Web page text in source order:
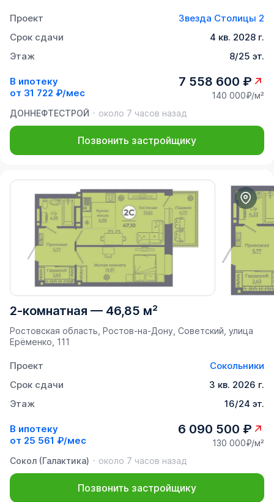
Проект
Звезда Столицы 2
Срок сдачи
4 кв. 2028 г.
Этаж
8/25 эт.
В ипотеку
от 31 722 ₽/мес
7 558 600 ₽
140 000₽/м²
ДОННЕФТЕСТРОЙ
около 7 часов назад
Позвонить застройщику
2-комнатная — 46,85 м²
Ростовская область, Ростов-на-Дону, Советский, улица
Ерёменко, 111
Проект
Сокольники
Срок сдачи
3 кв. 2026 г.
Этаж
16/24 эт.
В ипотеку
от 25 561 ₽/мес
6 090 500 ₽
130 000₽/м²
Сокол (Галактика)
около 7 часов назад
Позвонить застройщику